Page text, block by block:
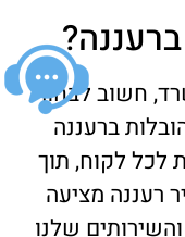
חשוב לבחור
ברעננה
לכל לקוח, תוך
רעננה מציעה
שלנו